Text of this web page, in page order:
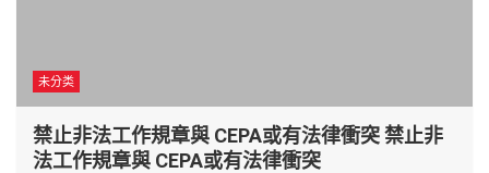
未分类
禁止非法工作規章與 CEPA或有法律衝突 禁止非
法工作規章與 CEPA或有法律衝突